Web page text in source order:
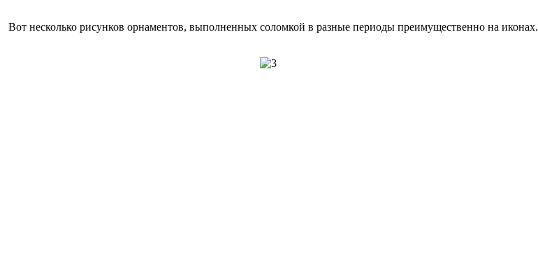
Вот несколько рисунков орнаментов, выполненных соломкой в разные периоды преимущественно на иконах.